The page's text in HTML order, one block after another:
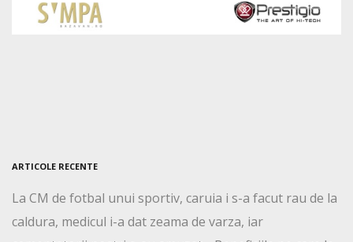
ARTICOLE RECENTE
La CM de fotbal unui sportiv, caruia i s-a facut rau de la
caldura, medicul i-a dat zeama de varza, iar